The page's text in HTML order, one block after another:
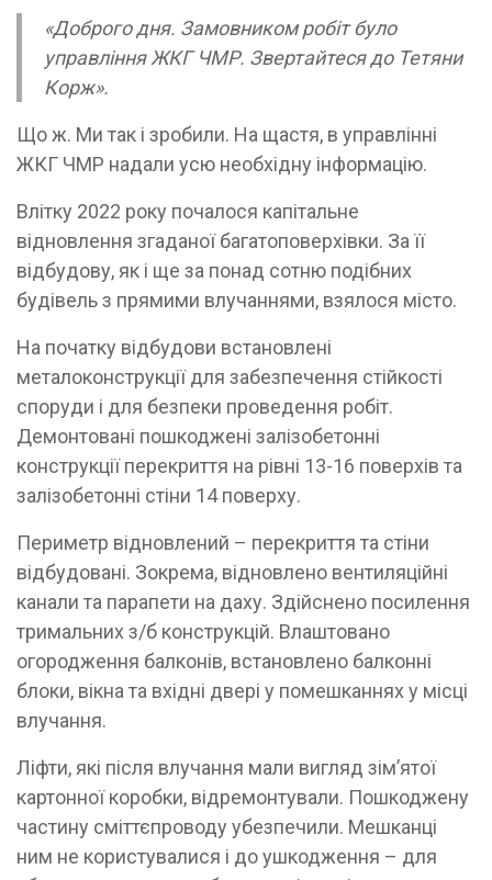
«Доброго дня. Замовником робіт було
управління ЖКГ ЧМР. Звертайтеся до Тетяни
Корж».
Що ж. Ми так і зробили. На щастя, в управлінні
ЖКГ ЧМР надали усю необхідну інформацію.
Влітку 2022 року почалося капітальне
відновлення згаданої багатоповерхівки. За її
відбудову, як і ще за понад сотню подібних
будівель з прямими влучаннями, взялося місто.
На початку відбудови встановлені
металоконструкції для забезпечення стійкості
споруди і для безпеки проведення робіт.
Демонтовані пошкоджені залізобетонні
конструкції перекриття на рівні 13-16 поверхів та
залізобетонні стіни 14 поверху.
Периметр відновлений – перекриття та стіни
відбудовані. Зокрема, відновлено вентиляційні
канали та парапети на даху. Здійснено посилення
тримальних з/б конструкцій. Влаштовано
огородження балконів, встановлено балконні
блоки, вікна та вхідні двері у помешканнях у місці
влучання.
Ліфти, які після влучання мали вигляд зім’ятої
картонної коробки, відремонтували. Пошкоджену
частину сміттєпроводу убезпечили. Мешканці
ним не користувалися і до ушкодження – для